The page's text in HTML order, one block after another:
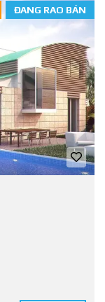
ĐANG RAO BÁN